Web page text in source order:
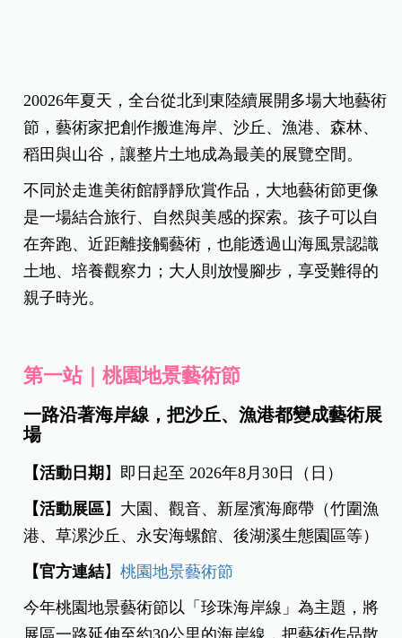
20026年夏天，全台從北到東陸續展開多場大地藝術
節，藝術家把創作搬進海岸、沙丘、漁港、森林、
稻田與山谷，讓整片土地成為最美的展覽空間。
不同於走進美術館靜靜欣賞作品，大地藝術節更像
是一場結合旅行、自然與美感的探索。孩子可以自
在奔跑、近距離接觸藝術，也能透過山海風景認識
土地、培養觀察力；大人則放慢腳步，享受難得的
親子時光。
第一站｜桃園地景藝術節
一路沿著海岸線，把沙丘、漁港都變成藝術展
場
【活動日期 】即日起至 2026年8月30日（日）
【活動展區】大園、觀音、新屋濱海廊帶（竹圍漁
港、草漯沙丘、永安海螺館、後湖溪生態園區等）
【官方連結】桃園地景藝術節
今年桃園地景藝術節以「珍珠海岸線」為主題，將
展區一路延伸至約30公里的海岸線，把藝術作品散